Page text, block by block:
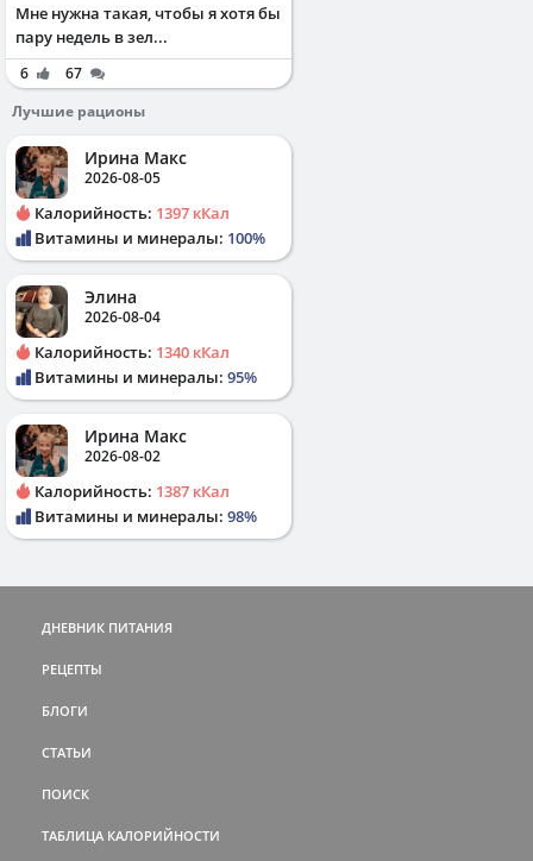
Мне нужна такая, чтобы я хотя бы
пару недель в зел...
6
67
Лучшие рационы
Ирина Макс
2026-08-05
Калорийность: 1397 кКал
Витамины и минералы: 100%
Элина
2026-08-04
Калорийность: 1340 кКал
Витамины и минералы: 95%
Ирина Макс
2026-08-02
Калорийность: 1387 кКал
Витамины и минералы: 98%
ДНЕВНИК ПИТАНИЯ
РЕЦЕПТЫ
БЛОГИ
СТАТЬИ
ПОИСК
ТАБЛИЦА КАЛОРИЙНОСТИ